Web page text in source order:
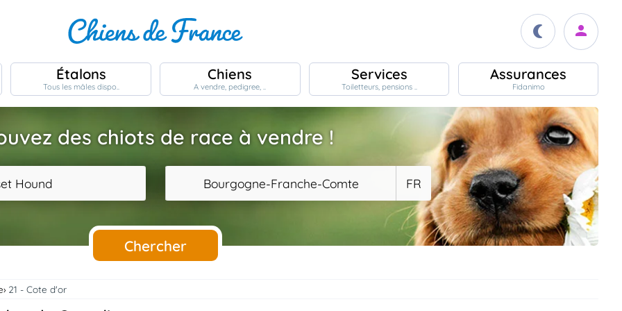
Étalons
Tous les mâles dispo..
Chiens
A vendre, pedigree, ..
Services
Toiletteurs, pensions ..
Assurances
Fidanimo
des chiots de race à vendre !
Hound Bourgogne-Franche-Comte FR
Chercher
21 - Cote d'or